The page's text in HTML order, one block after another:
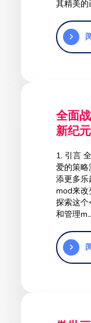
其精美的
全面
新纪元
1. 引言
爱的策
添更多乐
mod来
探索这个
和管理